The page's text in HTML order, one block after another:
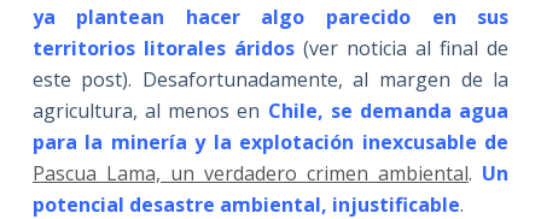
ya plantean hacer algo parecido en sus
territorios litorales áridos(ver noticia al final de
este post). Desafortunadamente, al margen de la
agricultura, al menos en Chile, se demanda agua
para la minería y la explotación inexcusable de
Pascua Lama, un verdadero crimen ambiental. Un
potencial desastre ambiental, injustificable.